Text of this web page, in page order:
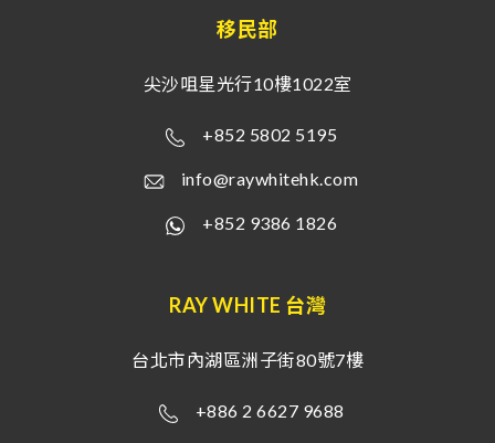
移民部
尖沙咀星光行10樓1022室
+852 5802 5195
info@raywhitehk.com
+852 9386 1826
RAY WHITE 台灣
台北市內湖區洲子街80號7樓
+886 2 6627 9688